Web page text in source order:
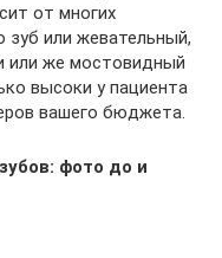
от многих
зуб или жевательный,
или же мостовидный
высоки у пациента
вашего бюджета.
фото до и